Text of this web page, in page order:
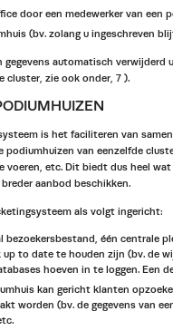
door een medewerker van een
(bv. zolang u ingeschreven
gegevens automatisch
cluster, zie ook onder, 7 ).
is het faciliteren van
podiumhuizen van eenzelfde
voeren, etc. Dit biedt dus heel
aanbod beschikken.
als volgt ingericht:
bezoekersbestand, één centrale
to date te houden zijn (bv. de
hoeven in te loggen. Een
kan gericht klanten
worden (bv. de gegevens van